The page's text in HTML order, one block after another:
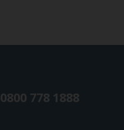
0800 778 1888